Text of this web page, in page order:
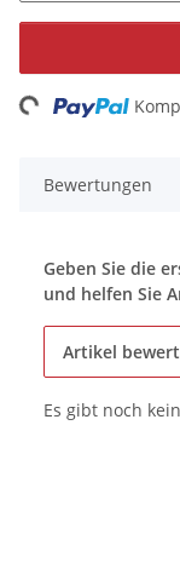
Bewertungen
Geben Sie die
und helfen Sie
Artikel
Es gibt noch